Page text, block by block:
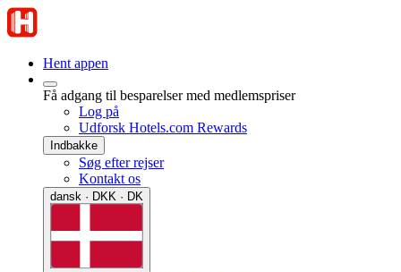
Hent appen
Få adgang til besparelser med medlemspriser
Log på
Udforsk Hotels.com Rewards
Indbakke
Søg efter rejser
Kontakt os
dansk · DKK · DK